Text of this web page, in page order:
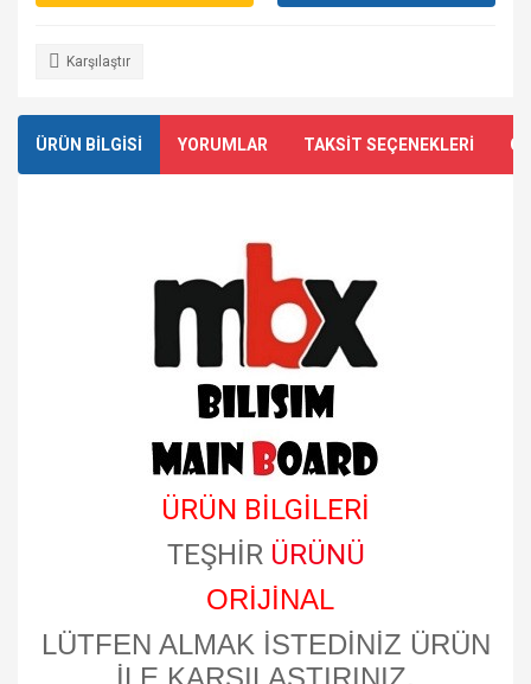
Karşılaştır
ÜRÜN BİLGİSİ YORUMLAR TAKSİT SEÇENEKLERİ
ÜRÜN BİLGİLERİ
TEŞHİR ÜRÜNÜ
ORİJİNAL
LÜTFEN ALMAK İSTEDİNİZ ÜRÜN
İLE KARŞILAŞTIRINIZ.